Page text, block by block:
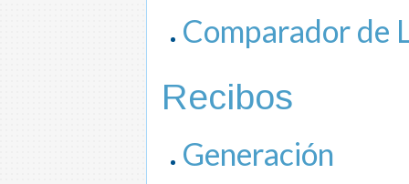
Comparador de
Recibos
Generación